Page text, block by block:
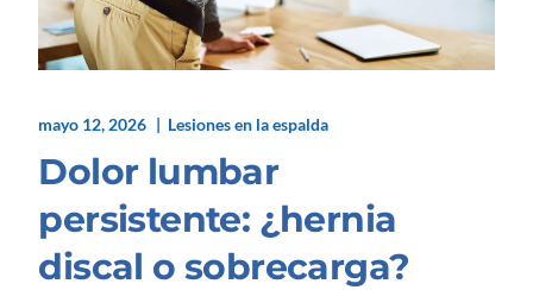
mayo 12, 2026 Lesiones en la espalda
Dolor lumbar
persistente: ¿hernia
discal o sobrecarga?